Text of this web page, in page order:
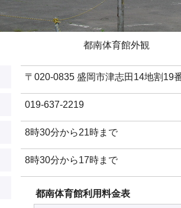
都南体育館外観
〒020-0835 盛岡市津志田14地割19
019-637-2219
8時30分から21時まで
8時30分から17時まで
都南体育館利用料金表